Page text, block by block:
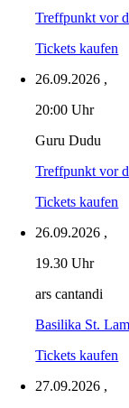
Treffpunkt vor
Tickets kaufen
26.09.2026 ,
20:00 Uhr
Guru Dudu
Treffpunkt vor
Tickets kaufen
26.09.2026 ,
19.30 Uhr
ars cantandi
Basilika St.
Tickets kaufen
27.09.2026 ,